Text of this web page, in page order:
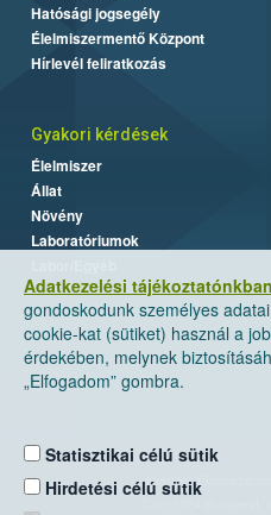
Adatkezelési tájékoztatónkban
gondoskodunk személyes
cookie-kat (sütiket) használ a
érdekében, melynek
„Elfogadom” gombra.
Statisztikai célú sütik
Hirdetési célú sütik
Hatósági jogsegély
Élelmiszermentő Központ
Hírlevél feliratkozás
Gyakori kérdések
Élelmiszer
Állat
Növény
Laboratóriumok
Nemzeti